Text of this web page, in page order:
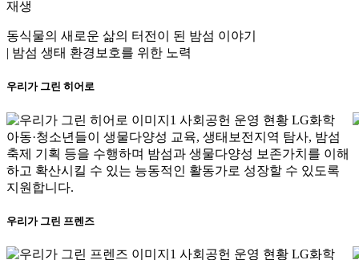
재생
동식물의 새로운 삶의 터전이 된 밤섬 이야기
| 밤섬 생태 환경보호를 위한 노력
우리가 그린 히어로
아동·청소년들이 생물다양성 교육, 생태보전지역 탐사, 밤섬
축제 기획 등을 수행하며 밤섬과 생물다양성 보존가치를 이해
하고 확산시킬 수 있는 능동적인 활동가로 성장할 수 있도록
지원합니다.
우리가 그린 프렌즈